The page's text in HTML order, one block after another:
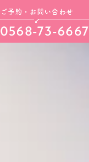
ご予約・お問い合わせ
0568-73-6667